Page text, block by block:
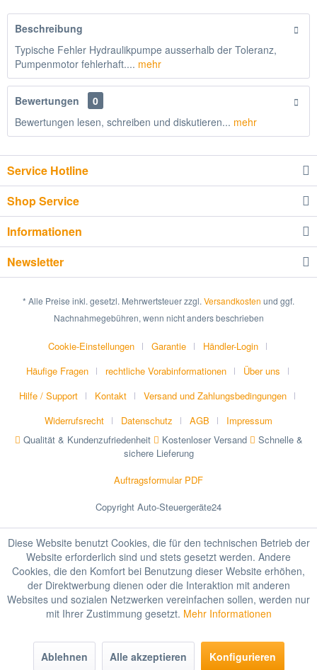
Beschreibung
Typische Fehler Hydraulikpumpe ausserhalb der Toleranz,
Pumpenmotor fehlerhaft.... mehr
Bewertungen
0
Bewertungen lesen, schreiben und diskutieren... mehr
Service Hotline
Shop Service
Informationen
Newsletter
* Alle Preise inkl. gesetzl. Mehrwertsteuer zzgl. Versandkosten und ggf.
Nachnahmegebühren, wenn nicht anders beschrieben
Cookie-Einstellungen Garantie
Händler-Login
Häufige Fragen
rechtliche Vorabinformationen
Über uns
Hilfe / Support
Kontakt
Versand und Zahlungsbedingungen
Widerrufsrecht
Datenschutz AGB
Impressum
Qualität & Kundenzufriedenheit
Kostenloser Versand
Schnelle &
sichere Lieferung
Auftragsformular PDF
Copyright Auto-Steuergeräte24
Diese Website benutzt Cookies, die für den technischen Betrieb der
Website erforderlich sind und stets gesetzt werden. Andere
Cookies, die den Komfort bei Benutzung dieser Website erhöhen,
der Direktwerbung dienen oder die Interaktion mit anderen
Websites und sozialen Netzwerken vereinfachen sollen, werden nur
mit Ihrer Zustimmung gesetzt. Mehr Informationen
Ablehnen Alle akzeptieren Konfigurieren